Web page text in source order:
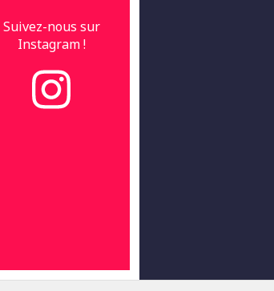
Suivez-nous sur
Instagram !